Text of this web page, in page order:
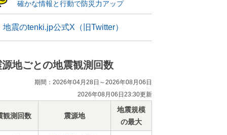
確かな情報と行動で防災力アップ
地震のtenki.jp公式X（旧Twitter）
源地ごとの地震観測回数
期間：2026年04月28日～2026年08月06日
2026年08月06日23:30更新
観測回数 震源地
地震規模
の最大